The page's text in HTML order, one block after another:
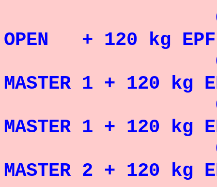
OPEN + 120 kg
MASTER 1 + 120 kg
MASTER 1 + 120
MASTER 2 + 120 kg